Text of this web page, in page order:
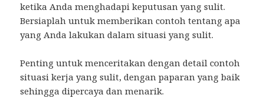
ketika Anda menghadapi keputusan yang sulit.
Bersiaplah untuk memberikan contoh tentang apa
yang Anda lakukan dalam situasi yang sulit.
Penting untuk menceritakan dengan detail contoh
situasi kerja yang sulit, dengan paparan yang baik
sehingga dipercaya dan menarik.